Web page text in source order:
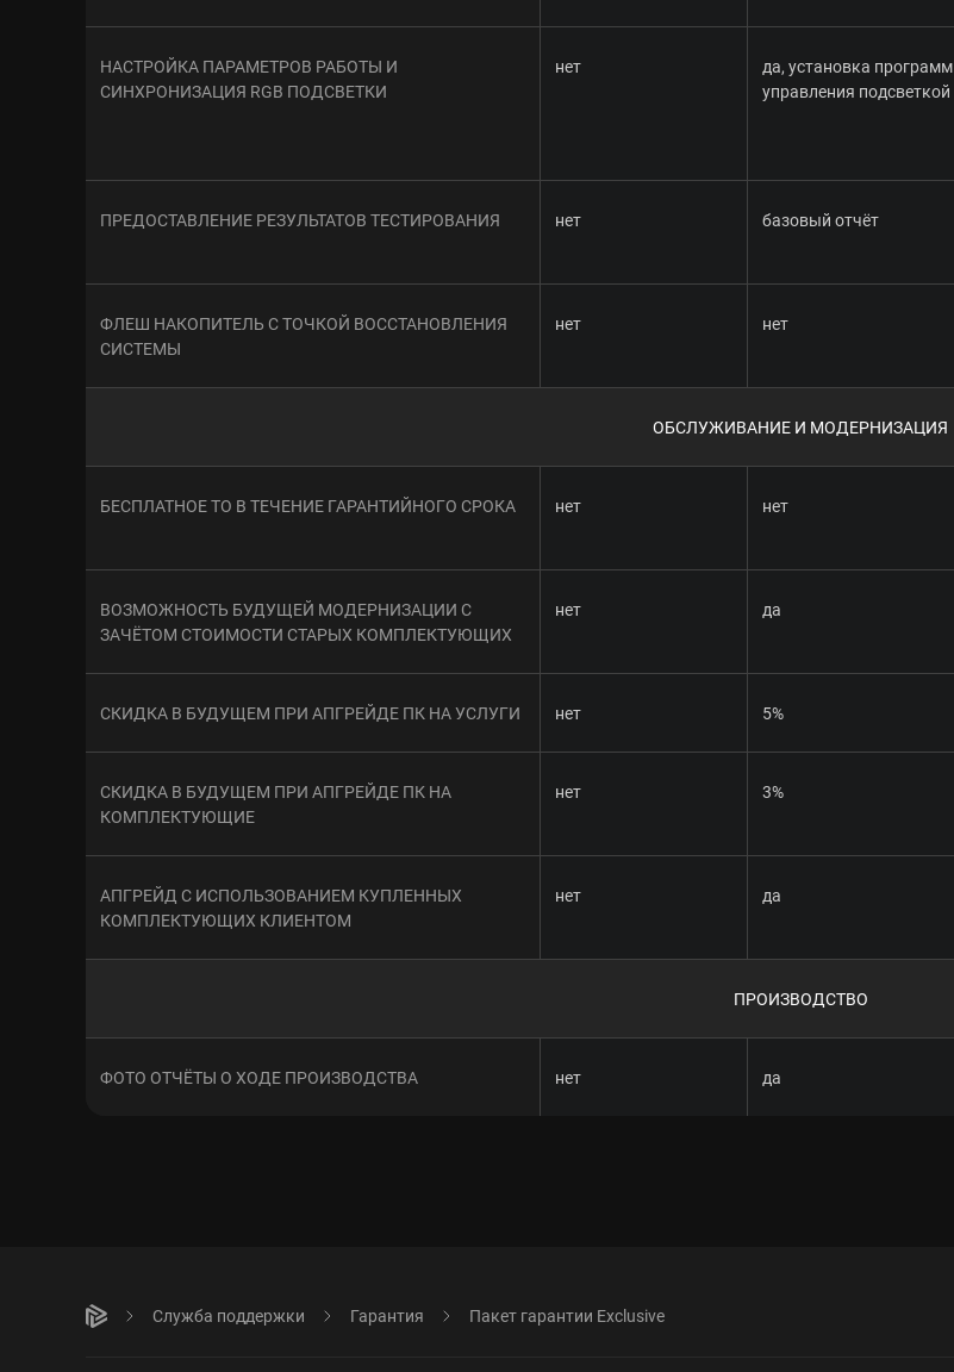
НАСТРОЙКА ПАРАМЕТРОВ РАБОТЫ И
СИНХРОНИЗАЦИЯ RGB ПОДСВЕТКИ
нет
да, установка программ
управления подсветкой
ПРЕДОСТАВЛЕНИЕ РЕЗУЛЬТАТОВ ТЕСТИРОВАНИЯ нет базовый отчёт
ФЛЕШ НАКОПИТЕЛЬ С ТОЧКОЙ ВОССТАНОВЛЕНИЯ
СИСТЕМЫ
нет нет
ОБСЛУЖИВАНИЕ И МОДЕРНИЗАЦИЯ
БЕСПЛАТНОЕ ТО В ТЕЧЕНИЕ ГАРАНТИЙНОГО СРОКА нет нет
ВОЗМОЖНОСТЬ БУДУЩЕЙ МОДЕРНИЗАЦИИ С
ЗАЧЁТОМ СТОИМОСТИ СТАРЫХ КОМПЛЕКТУЮЩИХ
нет да
СКИДКА В БУДУЩЕМ ПРИ АПГРЕЙДЕ ПК НА УСЛУГИ нет 5%
СКИДКА В БУДУЩЕМ ПРИ АПГРЕЙДЕ ПК НА
КОМПЛЕКТУЮЩИЕ
нет 3%
АПГРЕЙД С ИСПОЛЬЗОВАНИЕМ КУПЛЕННЫХ
КОМПЛЕКТУЮЩИХ КЛИЕНТОМ
нет да
ПРОИЗВОДСТВО
ФОТО ОТЧЁТЫ О ХОДЕ ПРОИЗВОДСТВА нет да
Служба поддержки Гарантия Пакет гарантии Exclusive